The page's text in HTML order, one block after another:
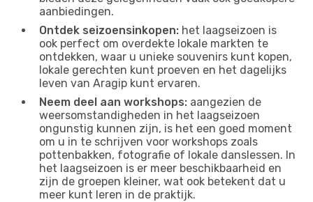
aanbiedingen.
Ontdek seizoensinkopen: het laagseizoen is
ook perfect om overdekte lokale markten te
ontdekken, waar u unieke souvenirs kunt kopen,
lokale gerechten kunt proeven en het dagelijks
leven van Aragip kunt ervaren.
Neem deel aan workshops: aangezien de
weersomstandigheden in het laagseizoen
ongunstig kunnen zijn, is het een goed moment
om u in te schrijven voor workshops zoals
pottenbakken, fotografie of lokale danslessen. In
het laagseizoen is er meer beschikbaarheid en
zijn de groepen kleiner, wat ook betekent dat u
meer kunt leren in de praktijk.